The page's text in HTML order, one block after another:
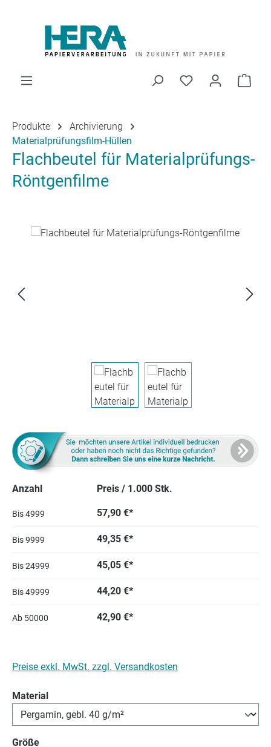
Du hast 0
Produkte
Archivierung
Materialprüfungsfilm-Hüllen
Flachbeutel für Materialprüfungs-
Röntgenfilme
Bildergalerie überspringen
Anzahl Preis / 1.000 Stk.
Bis4999 57,90 €*
Bis9999 49,35 €*
Bis24999 45,05 €*
Bis49999 44,20 €*
Ab 50000 42,90 €*
Preise exkl. MwSt. zzgl. Versandkosten
Materialauswählen
Größeauswählen